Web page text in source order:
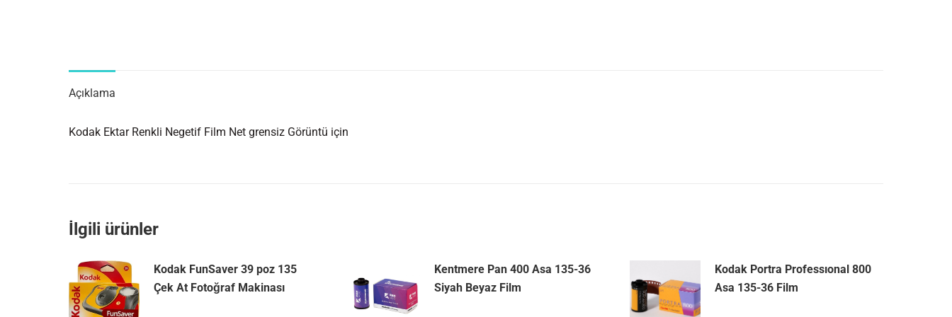
Açıklama
Kodak Ektar Renkli Negetif Film Net grensiz Görüntü için
İlgili ürünler
Kodak FunSaver 39 poz 135
Çek At Fotoğraf Makinası
Kentmere Pan 400 Asa 135-36
Siyah Beyaz Film
Kodak Portra Professıonal 800
Asa 135-36 Film